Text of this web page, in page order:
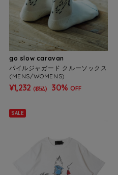
go slow caravan
パイルジャガード クルーソックス
(MENS/WOMENS)
¥1,232 (税込) 30% OFF
SALE